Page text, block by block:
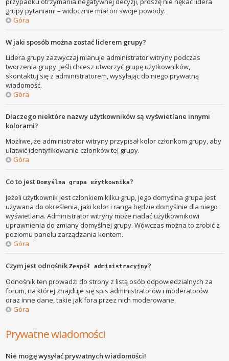
grupy pytaniami – widocznie miał on swoje powody.
Góra
W jaki sposób można zostać liderem grupy?
Lidera grupy zazwyczaj mianuje administrator witryny podczas
tworzenia grupy. Jeśli chcesz utworzyć grupę użytkowników,
skontaktuj się z administratorem, wysyłając do niego prywatną
wiadomość.
Góra
Dlaczego niektóre nazwy użytkowników są wyświetlane innymi
kolorami?
Możliwe, że administrator witryny przypisał kolor członkom grupy, aby
ułatwić identyfikowanie członków tej grupy.
Góra
Co to jestDomyślna grupa użytkownika?
Jeżeli użytkownik jest członkiem kilku grup, jego domyślna grupa jest
używana do określenia, jaki kolor i ranga będzie domyślnie dla niego
wyświetlana. Administrator witryny może nadać użytkownikowi
uprawnienia do zmiany domyślnej grupy. Wówczas można to zrobić z
poziomu panelu zarządzania kontem.
Góra
Czym jest odnośnikZespół administracyjny?
Odnośnik ten prowadzi do strony z listą osób odpowiedzialnych za
forum, na której znajduje się spis administratorów i moderatorów
oraz inne dane, takie jak fora przez nich moderowane.
Góra
Prywatne wiadomości
Nie mogę wysyłać prywatnych wiadomości!